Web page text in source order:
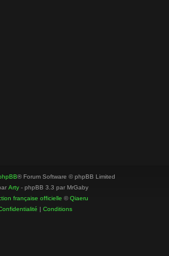
® Forum Software © phpBB Limited
Arty - phpBB 3.3 par MrGaby
française officielle ©Qiaeru
| Conditions